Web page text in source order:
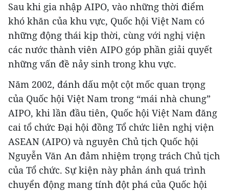
Sau khi gia nhập AIPO, vào những thời điểm
khó khăn của khu vực, Quốc hội Việt Nam có
những động thái kịp thời, cùng với nghị viện
các nước thành viên AIPO góp phần giải quyết
những vấn đề nảy sinh trong khu vực.
Năm 2002, đánh dấu một cột mốc quan trọng
của Quốc hội Việt Nam trong “mái nhà chung”
AIPO, khi lần đầu tiên, Quốc hội Việt Nam đăng
cai tổ chức Đại hội đồng Tổ chức liên nghị viện
ASEAN (AIPO) và nguyên Chủ tịch Quốc hội
Nguyễn Văn An đảm nhiệm trọng trách Chủ tịch
của Tổ chức. Sự kiện này phản ánh quá trình
chuyển động mang tính đột phá của Quốc hội